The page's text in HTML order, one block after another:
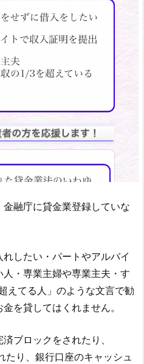
金融庁に貸金業登録していな
れしたい・パートやアルバイ
人・専業主婦や専業主夫・す
えてる人」のような文言 で勧
を貸してはくれません。
ブロックをされたり、
たり、銀行口座のキャッシュ